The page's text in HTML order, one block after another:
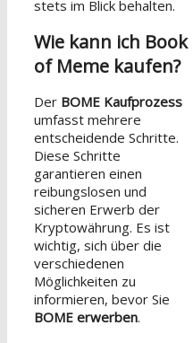
stets im Blick behalten.
Wie kann ich Book
of Meme kaufen?
Der BOME Kaufprozess
umfasst mehrere
entscheidende Schritte.
Diese Schritte
garantieren einen
reibungslosen und
sicheren Erwerb der
Kryptowährung. Es ist
wichtig, sich über die
verschiedenen
Möglichkeiten zu
informieren, bevor Sie
BOME erwerben.